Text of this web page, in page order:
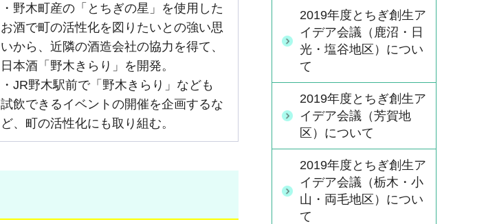
・野木町産の「とちぎの星」を使用した
お酒で町の活性化を図りたいとの強い思
いから、近隣の酒造会社の協力を得て、
日本酒「野木きらり」を開発。
・JR野木駅前で「野木きらり」なども
試飲できるイベントの開催を企画するな
ど、町の活性化にも取り組む。
2019年度とちぎ創生ア
イデア会議（鹿沼・日
光・塩谷地区）につい
て
2019年度とちぎ創生ア
イデア会議（芳賀地
区）について
2019年度とちぎ創生ア
イデア会議（栃木・小
山・両毛地区）につい
て